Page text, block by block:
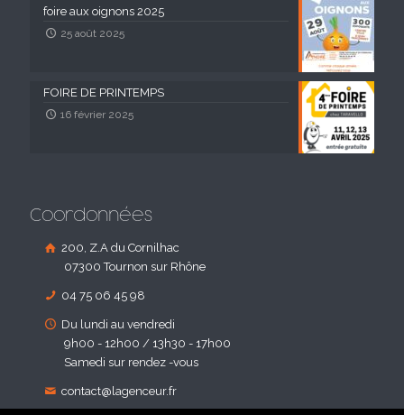
foire aux oignons 2025
25 août 2025
FOIRE DE PRINTEMPS
16 février 2025
Coordonnées
200, Z.A du Cornilhac
07300 Tournon sur Rhône
04 75 06 45 98
Du lundi au vendredi
9h00 - 12h00 / 13h30 - 17h00
Samedi sur rendez -vous
contact@lagenceur.fr